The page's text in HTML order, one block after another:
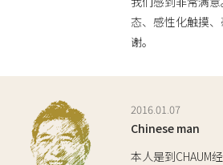
态、感性化触摸
谢。
2016.01.07
Chinese man
本人是到CHAUM